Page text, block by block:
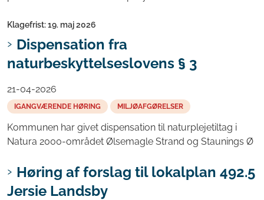
Klagefrist: 19. maj 2026
Dispensation fra
naturbeskyttelseslovens § 3
21-04-2026
IGANGVÆRENDE HØRING MILJØAFGØRELSER
Kommunen har givet dispensation til naturplejetiltag i
Natura 2000-området Ølsemagle Strand og Staunings Ø
Høring af forslag til lokalplan 492.5
Jersie Landsby